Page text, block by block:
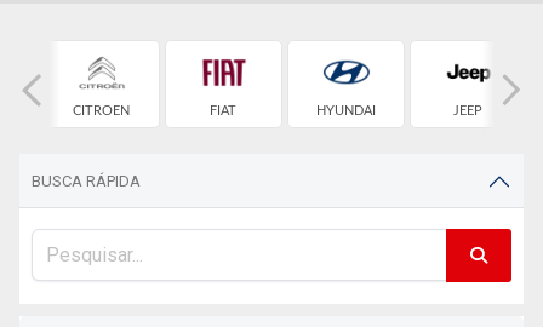
CITROEN FIAT HYUNDAI JEEP
BUSCA RÁPIDA